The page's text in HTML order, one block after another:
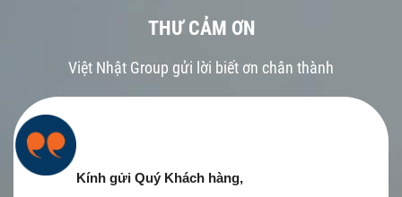
THƯ CẢM ƠN
Việt Nhật Group gửi lời biết ơn chân thành
Kính gửi Quý Khách hàng,